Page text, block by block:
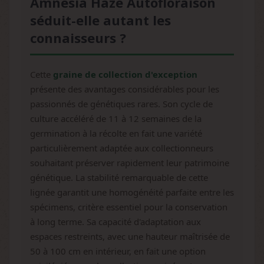
séduit-elle autant les
connaisseurs ?
Cette graine de collection d'exception
présente des avantages considérables pour les
passionnés de génétiques rares. Son cycle de
culture accéléré de 11 à 12 semaines de la
germination à la récolte en fait une variété
particulièrement adaptée aux collectionneurs
souhaitant préserver rapidement leur patrimoine
génétique. La stabilité remarquable de cette
lignée garantit une homogénéité parfaite entre les
spécimens, critère essentiel pour la conservation
à long terme. Sa capacité d'adaptation aux
espaces restreints, avec une hauteur maîtrisée de
50 à 100 cm en intérieur, en fait une option